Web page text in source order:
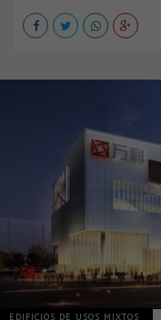
EDIFICIOS DE USOS MIXTOS